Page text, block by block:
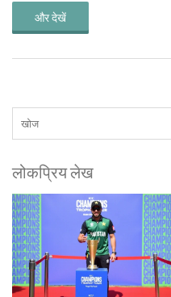
और देखें
लोकप्रिय लेख